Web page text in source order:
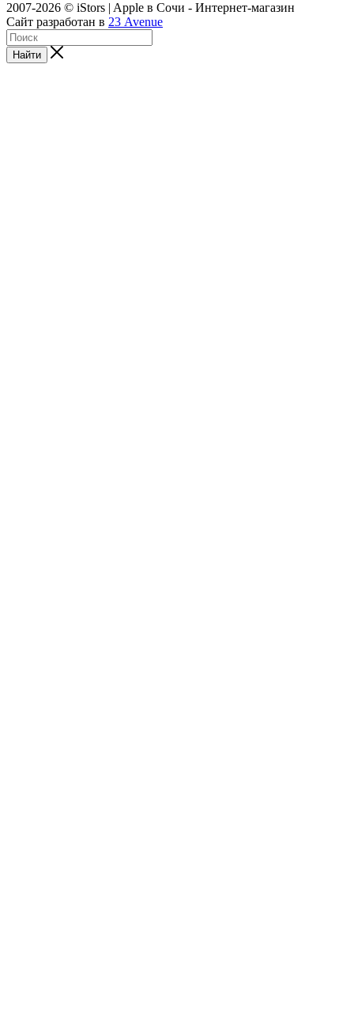
2007-2026 © iStors | Apple в Сочи - Интернет-магазин
Сайт разработан в 23 Avenue
Найти